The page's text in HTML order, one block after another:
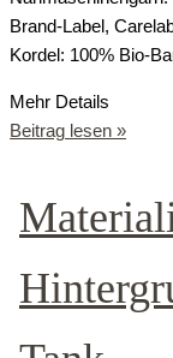
Brand-Label,
Kordel: 100% Bio-
Mehr Details
Beitrag lesen »